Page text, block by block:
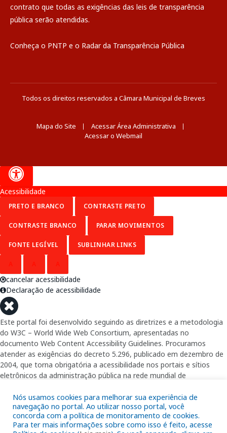
contrato que todas as exigências das leis de transparência
pública serão atendidas.
Conheça o PNTP e o Radar da Transparência Pública
Todos os direitos reservados a Câmara Municipal de Breves
Mapa do Site
Acessar Área Administrativa
Acessar o Webmail
Nós usamos cookies para melhorar sua experiência de
navegação no portal. Ao utilizar nosso portal, você
concorda com a política de monitoramento de cookies.
Para ter mais informações sobre como isso é feito, acesse
Acessibilidade
PRETO E BRANCO CONTRASTE PRETO
CONTRASTE BRANCO PARAR MOVIMENTOS
FONTE LEGÍVEL SUBLINHAR LINKS
cancelar acessibilidade
Declaração de acessibilidade
Este portal foi desenvolvido seguindo as diretrizes e a metodologia
do W3C – World Wide Web Consortium, apresentadas no
documento Web Content Accessibility Guidelines. Procuramos
atender as exigências do decreto 5.296, publicado em dezembro de
2004, que torna obrigatória a acessibilidade nos portais e sítios
eletrônicos da administração pública na rede mundial de
garantindo-lhes o pleno acesso aos conteúdos disponíveis.
Além de validações automáticas, foram realizados testes em
diversos navegadores e através do utilitário de acesso a Internet do